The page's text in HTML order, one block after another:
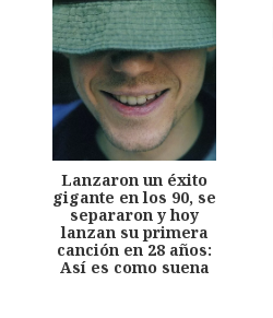
Lanzaron un éxito
gigante en los 90, se
separaron y hoy
lanzan su primera
canción en 28 años:
Así es como suena